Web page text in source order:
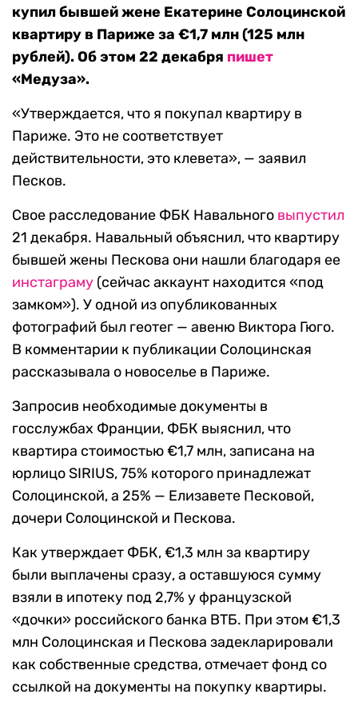
купил бывшей жене Екатерине Солоцинской
квартиру в Париже за €1,7 млн (125 млн
рублей). Об этом 22 декабря пишет
«Медуза».
«Утверждается, что я покупал квартиру в
Париже. Это не соответствует
действительности, это клевета», — заявил
Песков.
Свое расследование ФБК Навального выпустил
21 декабря. Навальный объяснил, что квартиру
бывшей жены Пескова они нашли благодаря ее
инстаграму (сейчас аккаунт находится «под
замком»). У одной из опубликованных
фотографий был геотег — авеню Виктора Гюго.
В комментарии к публикации Солоцинская
рассказывала о новоселье в Париже.
Запросив необходимые документы в
госслужбах Франции, ФБК выяснил, что
квартира стоимостью €1,7 млн, записана на
юрлицо SIRIUS, 75% которого принадлежат
Солоцинской, а 25% — Елизавете Песковой,
дочери Солоцинской и Пескова.
Как утверждает ФБК, €1,3 млн за квартиру
были выплачены сразу, а оставшуюся сумму
взяли в ипотеку под 2,7% у французской
«дочки» российского банка ВТБ. При этом €1,3
млн Солоцинская и Пескова задекларировали
как собственные средства, отмечает фонд со
ссылкой на документы на покупку квартиры.